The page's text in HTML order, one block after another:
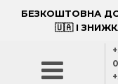
БЕЗКОШТОВНА
🇺🇦 І